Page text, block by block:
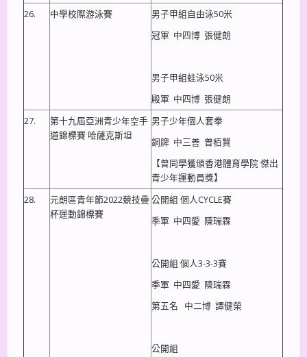
26. 中學校際游泳賽
男子甲組自由泳50米
冠軍 中四博 張健朗
男子甲組蛙泳50米
殿軍 中四博 張健朗
27.
第十九屆亞洲青少年空手
道錦標賽 哈薩克斯坦
男子少年個人套拳
銅牌 中三善 曾栢賢
【曾同學獲頒香港體育學院 傑出
青少年運動員獎】
28.
元朗區青年節2022競技疊
杯運動錦標賽
公開組 個人CYCLE賽
季軍 中四愛 陳瑞霖
公開組 個人3-3-3賽
季軍 中四愛 陳瑞霖
第五名 中二博 譚健榮
公開組